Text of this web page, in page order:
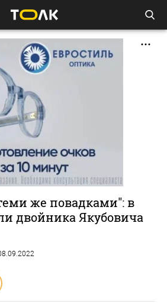
же повадками": в
двойника Якубовича